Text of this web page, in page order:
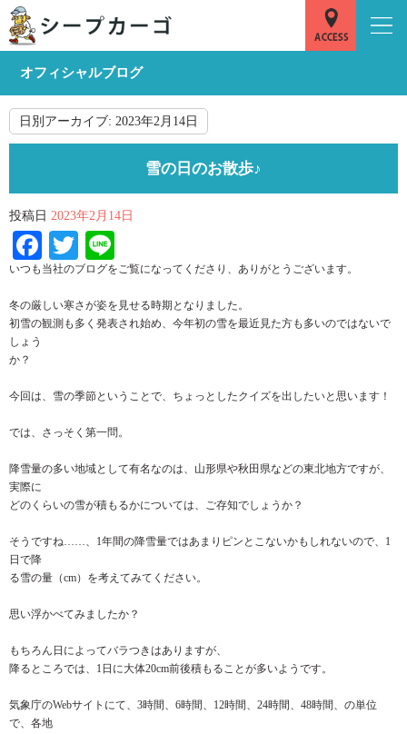
オフィシャルブログ
日別アーカイブ: 2023年2月14日
雪の日のお散歩♪
投稿日 2023年2月14日
Facebook
Twitter
いつも当社のブログをご覧になってくださり、ありがとうございます。
冬の厳しい寒さが姿を見せる時期となりました。
初雪の観測も多く発表され始め、今年初の雪を最近見た方も多いのではないで
しょう
か？
今回は、雪の季節ということで、ちょっとしたクイズを出したいと思います！
では、さっそく第一問。
降雪量の多い地域として有名なのは、山形県や秋田県などの東北地方ですが、
実際に
どのくらいの雪が積もるかについては、ご存知でしょうか？
そうですね……、1年間の降雪量ではあまりピンとこないかもしれないので、1
日で降
る雪の量（cm）を考えてみてください。
思い浮かべてみましたか？
もちろん日によってバラつきはありますが、
降るところでは、1日に大体20cm前後積もることが多いようです。
気象庁のWebサイトにて、3時間、6時間、12時間、24時間、48時間、の単位
で、各地